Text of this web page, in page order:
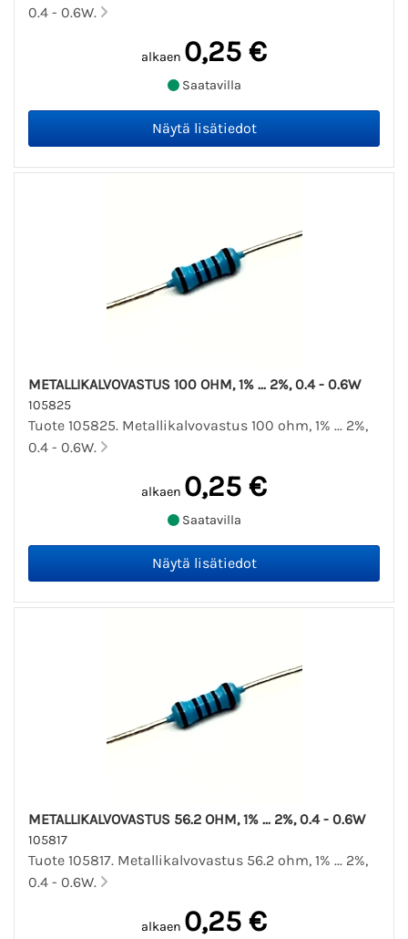
0.4 - 0.6W.
alkaen 0,25 €
Saatavilla
METALLIKALVOVASTUS 100 OHM, 1% ... 2%, 0.4 - 0.6W
105825
Tuote 105825. Metallikalvovastus 100 ohm, 1% ... 2%,
0.4 - 0.6W.
alkaen 0,25 €
Saatavilla
METALLIKALVOVASTUS 56.2 OHM, 1% ... 2%, 0.4 - 0.6W
105817
Tuote 105817. Metallikalvovastus 56.2 ohm, 1% ... 2%,
0.4 - 0.6W.
alkaen 0,25 €